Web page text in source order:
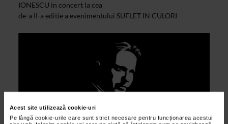
Acest site utilizează cookie-uri
Pe lângă cookie-urile care sunt strict necesare pentru funcționarea acestui
IONESCU in concert la cea
de-a II-a editie a evenimentului SUFLET IN CULORI